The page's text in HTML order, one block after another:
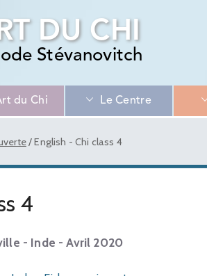
DU CHI
Stévanovitch
du Chi Le Centre
/English - Chi class 4
4
- Inde - Avril 2020